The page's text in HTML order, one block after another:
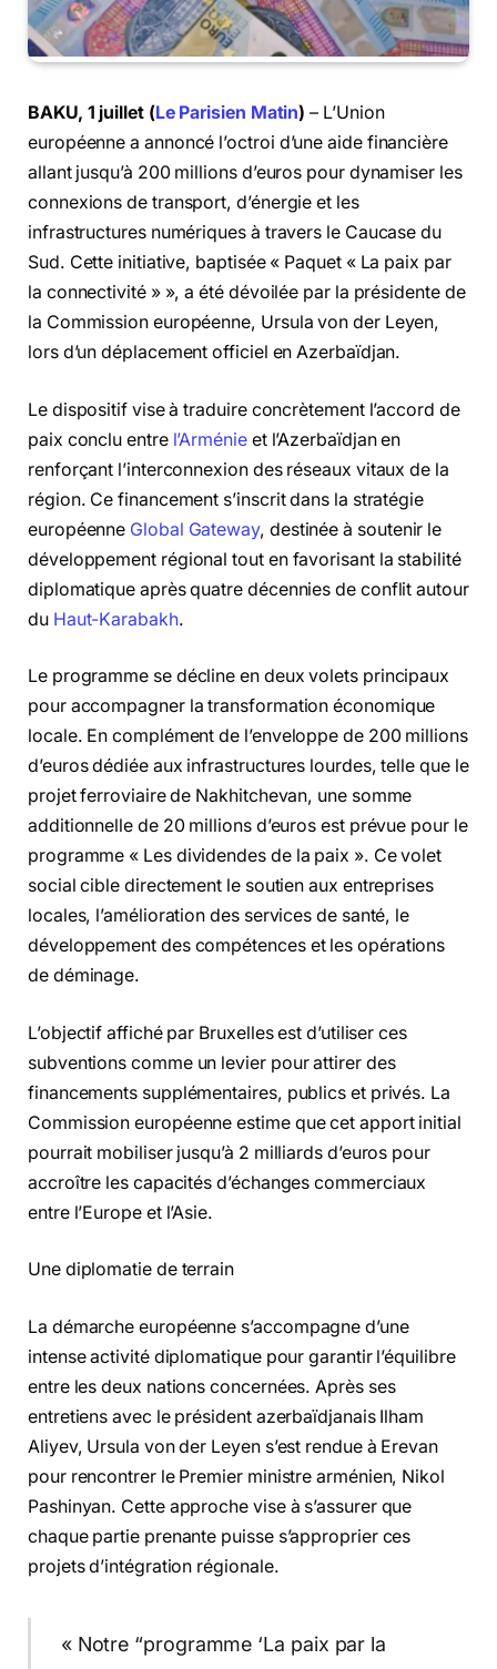
BAKU, 1 juillet (Le Parisien Matin) – L’Union
européenne a annoncé l’octroi d’une aide financière
allant jusqu’à 200 millions d’euros pour dynamiser les
connexions de transport, d’énergie et les
infrastructures numériques à travers le Caucase du
Sud. Cette initiative, baptisée « Paquet « La paix par
la connectivité » », a été dévoilée par la présidente de
la Commission européenne, Ursula von der Leyen,
lors d’un déplacement officiel en Azerbaïdjan.
Le dispositif vise à traduire concrètement l’accord de
paix conclu entre l’Arménieet l’Azerbaïdjan en
renforçant l’interconnexion des réseaux vitaux de la
région. Ce financement s’inscrit dans la stratégie
européenne Global Gateway, destinée à soutenir le
développement régional tout en favorisant la stabilité
diplomatique après quatre décennies de conflit autour
du Haut-Karabakh.
Le programme se décline en deux volets principaux
pour accompagner la transformation économique
locale. En complément de l’enveloppe de 200 millions
d’euros dédiée aux infrastructures lourdes, telle que le
projet ferroviaire de Nakhitchevan, une somme
additionnelle de 20 millions d’euros est prévue pour le
programme « Les dividendes de la paix ». Ce volet
social cible directement le soutien aux entreprises
locales, l’amélioration des services de santé, le
développement des compétences et les opérations
de déminage.
L’objectif affiché par Bruxelles est d’utiliser ces
subventions comme un levier pour attirer des
financements supplémentaires, publics et privés. La
Commission européenne estime que cet apport initial
pourrait mobiliser jusqu’à 2 milliards d’euros pour
accroître les capacités d’échanges commerciaux
entre l’Europe et l’Asie.
Une diplomatie de terrain
La démarche européenne s’accompagne d’une
intense activité diplomatique pour garantir l’équilibre
entre les deux nations concernées. Après ses
entretiens avec le président azerbaïdjanais Ilham
Aliyev, Ursula von der Leyen s’est rendue à Erevan
pour rencontrer le Premier ministre arménien, Nikol
Pashinyan. Cette approche vise à s’assurer que
chaque partie prenante puisse s’approprier ces
projets d’intégration régionale.
« Notre “programme ‘La paix par la